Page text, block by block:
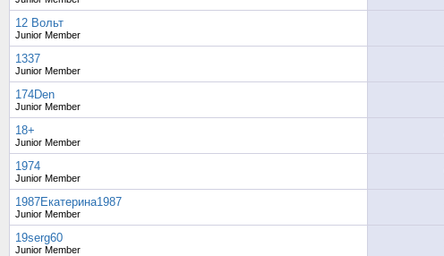
12 Вольт
Junior Member
1337
Junior Member
174Den
Junior Member
18+
Junior Member
1974
Junior Member
1987Екатерина1987
Junior Member
19serg60
Junior Member